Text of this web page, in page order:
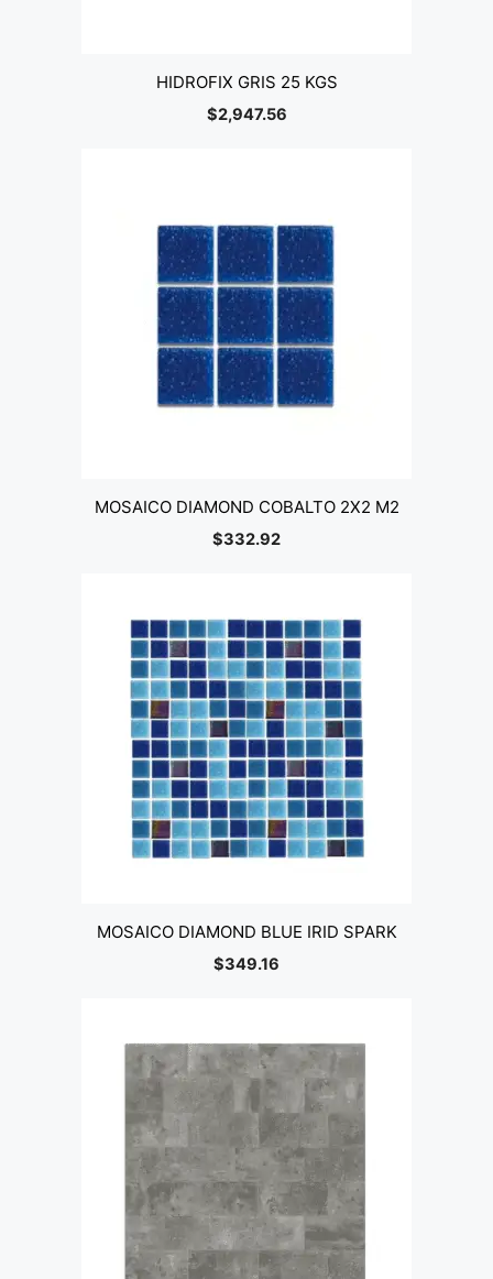
HIDROFIX GRIS 25 KGS
$2,947.56
MOSAICO DIAMOND COBALTO 2X2 M2
$332.92
MOSAICO DIAMOND BLUE IRID SPARK
$349.16